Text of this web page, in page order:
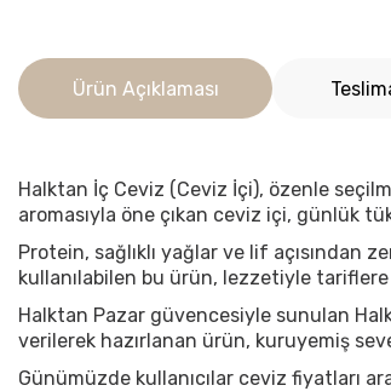
Ürün Açıklaması
Halktan İç Ceviz (Ceviz İçi), özenle
aromasıyla öne çıkan ceviz içi, günlük
Protein, sağlıklı yağlar ve lif açısından
kullanılabilen bu ürün, lezzetiyle
Halktan Pazar güvencesiyle sunulan
verilerek hazırlanan ürün, kuruyemiş
Günümüzde kullanıcılar ceviz fiyatları